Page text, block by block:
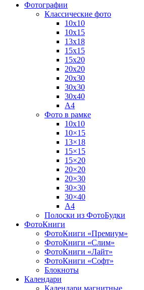
Фотографии
Классические фото
10х10
10х15
13х18
15х15
15х20
20х20
20х30
30х30
30х40
А4
Фото в рамке
10х10
10×15
13×18
15×15
15×20
20×20
20×30
30×30
30×40
A4
Полоски из ФотоБудки
ФотоКниги
ФотоКниги «Премиум»
ФотоКниги «Слим»
ФотоКниги «Лайт»
ФотоКниги «Софт»
Блокноты
Календари